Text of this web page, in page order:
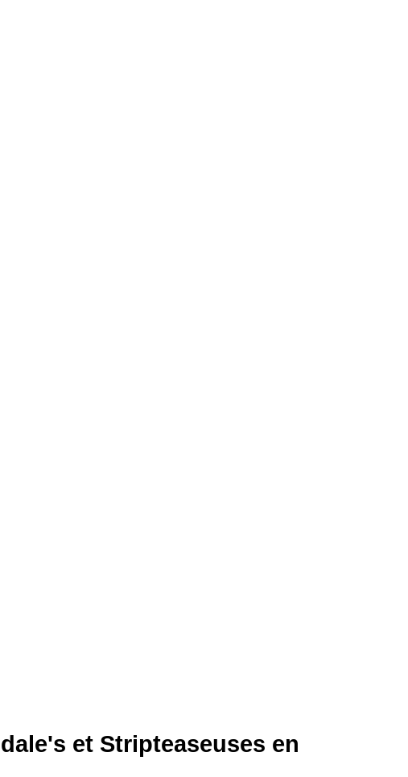
et Stripteaseuses en